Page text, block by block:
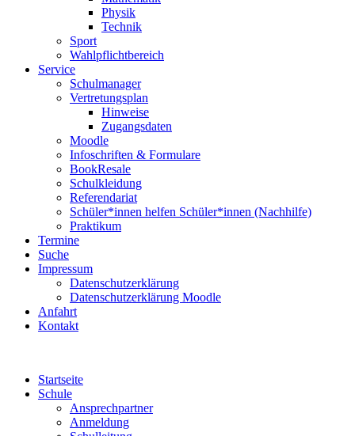
Physik
Technik
Sport
Wahlpflichtbereich
Service
Schulmanager
Vertretungsplan
Hinweise
Zugangsdaten
Moodle
Infoschriften & Formulare
BookResale
Schulkleidung
Referendariat
Schüler*innen helfen Schüler*innen (Nachhilfe)
Praktikum
Termine
Suche
Impressum
Datenschutzerklärung
Datenschutzerklärung Moodle
Anfahrt
Kontakt
Startseite
Schule
Ansprechpartner
Anmeldung